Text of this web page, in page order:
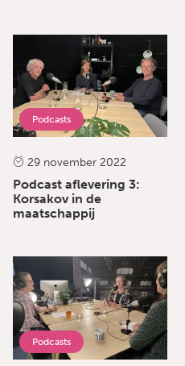
Podcasts
29 november 2022
Podcast aflevering 3:
Korsakov in de
maatschappij
Podcasts